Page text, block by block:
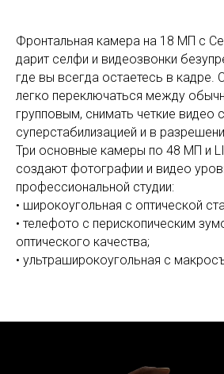
Фронтальная камера на 18 МП с
дарит селфи и видеозвонки
где вы всегда остаетесь в кадре.
легко переключаться между
групповым, снимать четкие видео с
суперстабилизацией и в
Три основные камеры по 48 МП и
создают фотографии и видео
профессиональной студии:
• широкоугольная с оптической
• телефото с перископическим
оптического качества;
• ультраширокоугольная с